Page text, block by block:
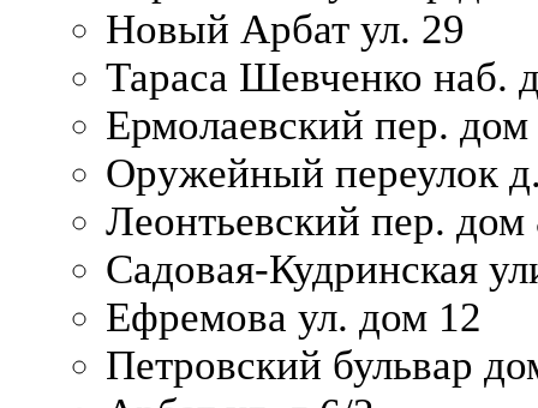
Новый Арбат ул. 29
Тараса Шевченко наб.
Ермолаевский пер. дом
Оружейный переулок
Леонтьевский пер. дом
Садовая-Кудринская
Ефремова ул. дом 12
Петровский бульвар